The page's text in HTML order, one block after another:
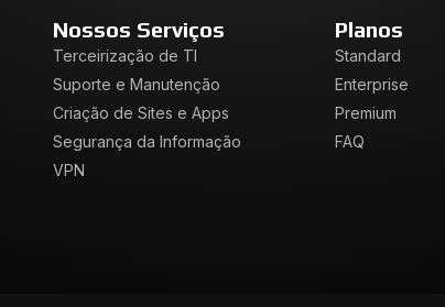
Nossos Serviços
Terceirização de TI
Suporte e Manutenção
Criação de Sites e Apps
Segurança da Informação
VPN
Planos
Standard
Enterprise
Premium
FAQ